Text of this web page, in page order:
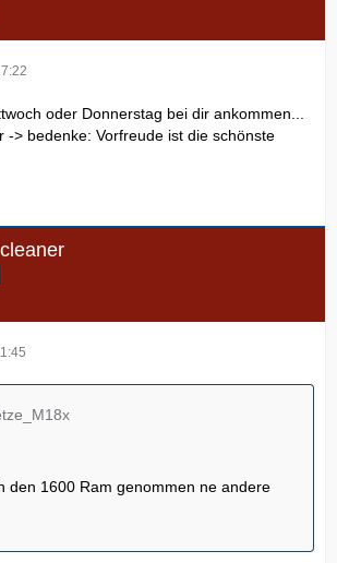
oder Donnerstag bei dir ankommen...
-> bedenke: Vorfreude ist die schönste
den 1600 Ram genommen ne andere